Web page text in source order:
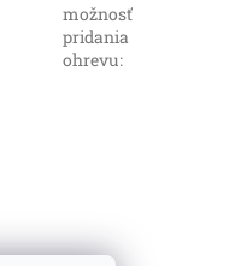
možnosť
pridania
ohrevu: